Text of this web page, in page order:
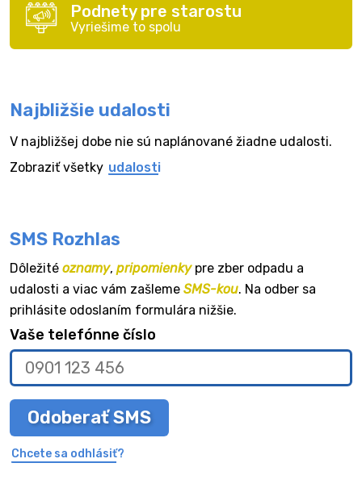
Podnety pre starostu
Vyriešime to spolu
Najbližšie udalosti
V najbližšej dobe nie sú naplánované žiadne udalosti.
Zobraziť všetky udalosti
SMS Rozhlas
Dôležité oznamy, pripomienkypre zber odpadu a
udalosti a viac vám zašleme SMS-kou. Na odber sa
prihlásite odoslaním formulára nižšie.
Vaše telefónne číslo
Odoberať SMS
Chcete sa odhlásiť?